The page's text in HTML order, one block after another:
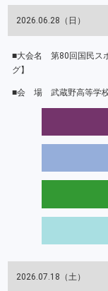
2026.06.28（日）
第80回国民ス
グ】
武蔵野高等学
2026.07.18（土）